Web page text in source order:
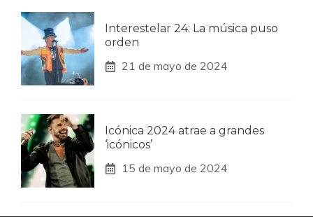
Interestelar 24: La música puso
orden
21 de mayo de 2024
Icónica 2024 atrae a grandes
‘icónicos’
15 de mayo de 2024